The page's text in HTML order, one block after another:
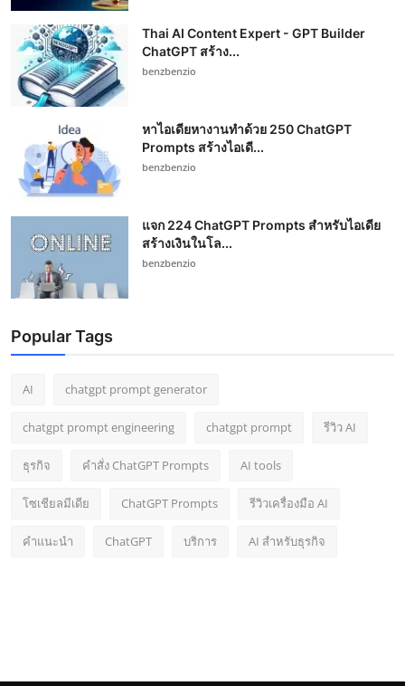
Thai AI Content Expert - GPT Builder
ChatGPT สร้าง...
benzbenzio
หาไอเดียหางานทำด้วย 250 ChatGPT
Prompts สร้างไอเดี...
benzbenzio
แจก 224 ChatGPT Prompts สำหรับไอเดีย
สร้างเงินในโล...
benzbenzio
Popular Tags
AI chatgpt prompt generator
chatgpt prompt engineering chatgpt prompt รีวิว AI
ธุรกิจ คำสั่ง ChatGPT Prompts AI tools
โซเชียลมีเดีย ChatGPT Prompts รีวิวเครื่องมือ AI
คำแนะนำ ChatGPT บริการ AI สำหรับธุรกิจ